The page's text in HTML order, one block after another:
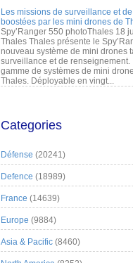
Les missions de surveillance et
boostées par les mini drones de
Spy’Ranger 550 photoThales 18
Thales Thales présente le
nouveau système de mini drones
surveillance et de renseignement.
gamme de systèmes de mini
Thales. Déployable en vingt...
Categories
Défense (20241)
Defence (18989)
France (14639)
Europe (9884)
Asia & Pacific (8460)